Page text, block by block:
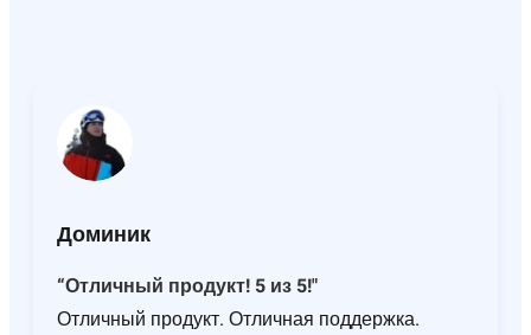
Доминик
“Отличный продукт! 5 из 5!"
Отличный продукт. Отличная поддержка.